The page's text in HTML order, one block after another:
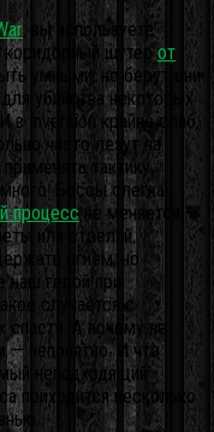
: вы используете
коридорный шутерот
умными, но берут они
убийства некоторых
в Inversion крайне слаб,
часто лезут на
тактику,
Боссы слегка
процессне меняется —
или стреляй.
огнем, но
герой при
случается с
спасти. А почему не
— непонятно. И что
неподходящий
приходится несколько